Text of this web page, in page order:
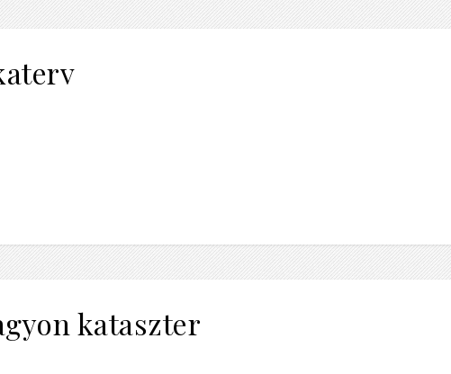
kataszter